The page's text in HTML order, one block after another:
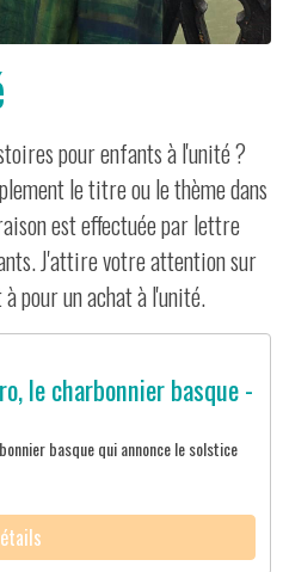
pour enfants à l'unité ?
le titre ou le thème dans
est effectuée par lettre
J'attire votre attention sur
pour un achat à l'unité.
le charbonnier basque -
basque qui annonce le solstice